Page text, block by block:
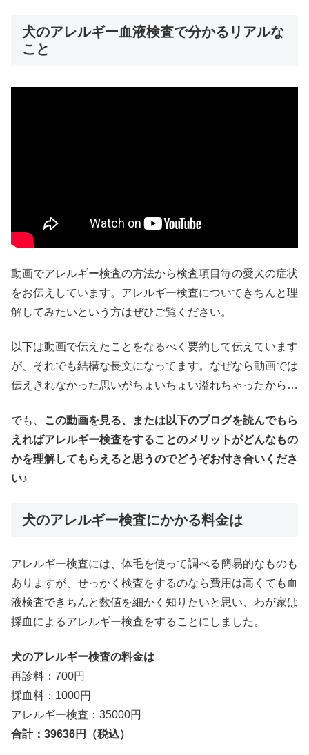
犬のアレルギー血液検査で分かるリアルな
こと
動画でアレルギー検査の方法から検査項目毎の愛犬の症状
をお伝えしています。アレルギー検査についてきちんと理
解してみたいという方はぜひご覧ください。
以下は動画で伝えたことをなるべく要約して伝えています
が、それでも結構な長文になってます。なぜなら動画では
伝えきれなかった思いがちょいちょい溢れちゃったから…
でも、
この動画を見る、または以下のブログを読んでもら
えればアレルギー検査をすることのメリットがどんなもの
かを理解してもらえると思うのでどうぞお付き合いくださ
い♪
犬のアレルギー検査にかかる料金は
アレルギー検査には、体毛を使って調べる簡易的なものも
ありますが、せっかく検査をするのなら費用は高くても血
液検査できちんと数値を細かく知りたいと思い、わが家は
採血によるアレルギー検査をすることにしました。
犬のアレルギー検査の料金は
再診料：700円
採血料：1000円
アレルギー検査：35000円
合計：39636円（税込）